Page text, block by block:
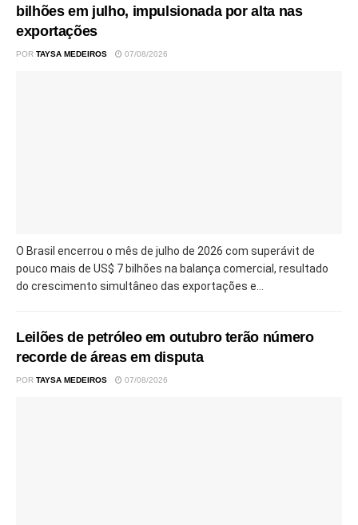
bilhões em julho, impulsionada por alta nas
exportações
POR TAYSA MEDEIROS 07/08/2026
O Brasil encerrou o mês de julho de 2026 com superávit de
pouco mais de US$ 7 bilhões na balança comercial, resultado
do crescimento simultâneo das exportações e...
Leilões de petróleo em outubro terão número
recorde de áreas em disputa
POR TAYSA MEDEIROS 07/08/2026